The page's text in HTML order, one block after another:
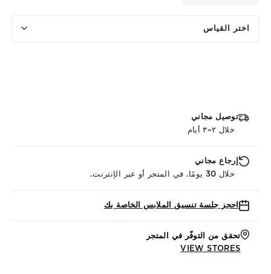
اختر القياس
توصيل مجاني
خلال ٢–٣ أيام
إرجاع مجاني
خلال 30 يومًا. في المتجر أو عبر الإنترنت.
احجز جلسة تنسيق الملابس الخاصة بك
تحقق من التوفّر في المتجر
VIEW STORES